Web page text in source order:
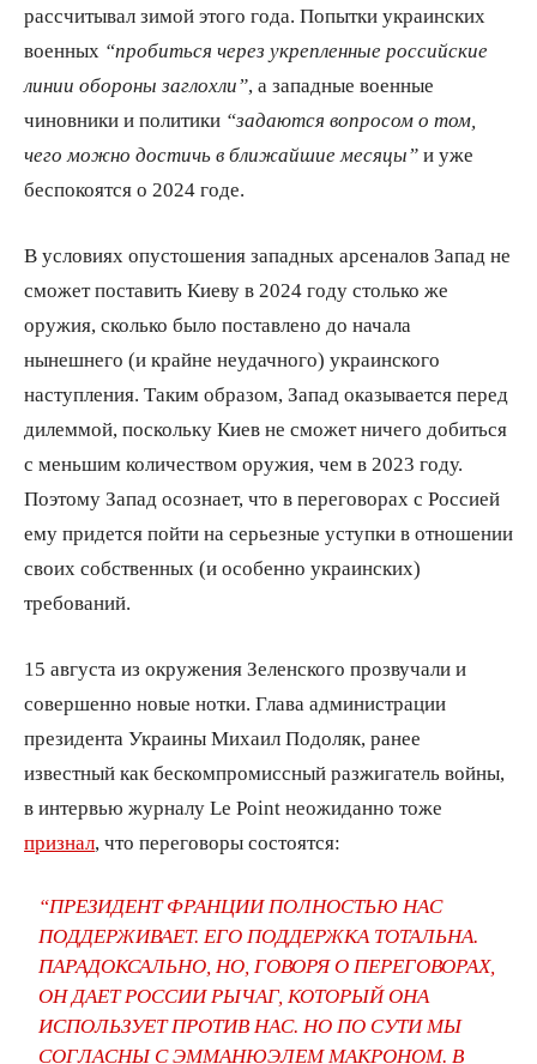
рассчитывал зимой этого года. Попытки украинских
военных “пробиться через укрепленные российские
линии обороны заглохли” , а западные военные
чиновники и политики “задаются вопросом о том,
чего можно достичь в ближайшие месяцы” и уже
беспокоятся о 2024 годе.
В условиях опустошения западных арсеналов Запад не
сможет поставить Киеву в 2024 году столько же
оружия, сколько было поставлено до начала
нынешнего (и крайне неудачного) украинского
наступления. Таким образом, Запад оказывается перед
дилеммой, поскольку Киев не сможет ничего добиться
с меньшим количеством оружия, чем в 2023 году.
Поэтому Запад осознает, что в переговорах с Россией
ему придется пойти на серьезные уступки в отношении
своих собственных (и особенно украинских)
требований.
15 августа из окружения Зеленского прозвучали и
совершенно новые нотки. Глава администрации
президента Украины Михаил Подоляк, ранее
известный как бескомпромиссный разжигатель войны,
в интервью журналу Le Point неожиданно тоже
признал , что переговоры состоятся:
“ПРЕЗИДЕНТ ФРАНЦИИ ПОЛНОСТЬЮ НАС
ПОДДЕРЖИВАЕТ. ЕГО ПОДДЕРЖКА ТОТАЛЬНА.
ПАРАДОКСАЛЬНО, НО, ГОВОРЯ О ПЕРЕГОВОРАХ,
ОН ДАЕТ РОССИИ РЫЧАГ, КОТОРЫЙ ОНА
ИСПОЛЬЗУЕТ ПРОТИВ НАС. НО ПО СУТИ МЫ
СОГЛАСНЫ С ЭММАНЮЭЛЕМ МАКРОНОМ. В